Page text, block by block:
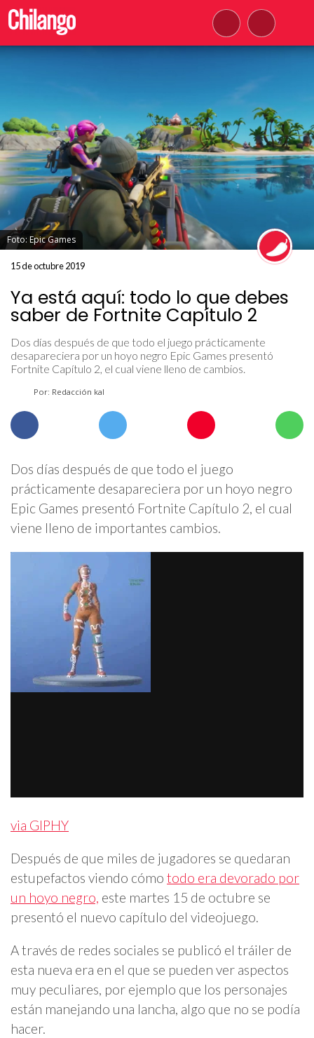
Foto: Epic Games
15 de octubre 2019
Ya está aquí: todo lo que debes
saber de Fortnite Capítulo 2
Dos días después de que todo el juego prácticamente
desapareciera por un hoyo negro Epic Games presentó
Fortnite Capítulo 2, el cual viene lleno de cambios.
Por: Redacción kal
Dos días después de que todo el juego
prácticamente desapareciera por un hoyo negro
Epic Games presentó Fortnite Capítulo 2, el cual
viene lleno de importantes cambios.
via GIPHY
Después de que miles de jugadores se quedaran
estupefactos viendo cómo todo era devorado por
un hoyo negro, este martes 15 de octubre se
presentó el nuevo capítulo del videojuego.
A través de redes sociales se publicó el tráiler de
esta nueva era en el que se pueden ver aspectos
muy peculiares, por ejemplo que los personajes
están manejando una lancha, algo que no se podía
hacer.